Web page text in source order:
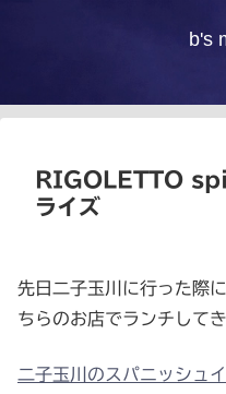
b's
RIGOLETTO
ライズ
先日二子玉川に行った際
ちらのお店でランチしてき
二子玉川のスパニッシュ